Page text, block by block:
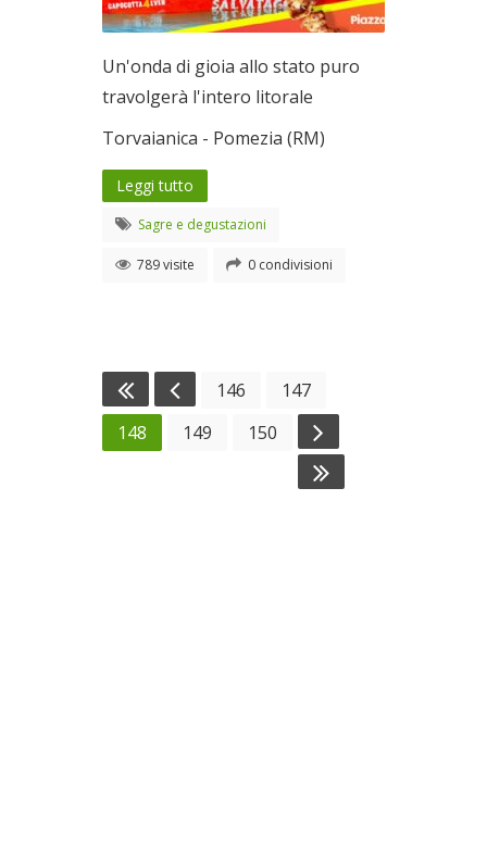
Un'onda di gioia allo stato puro
travolgerà l'intero litorale
Torvaianica - Pomezia (RM)
Leggi tutto
Sagre e degustazioni
789 visite 0 condivisioni
146
147
148
149 150